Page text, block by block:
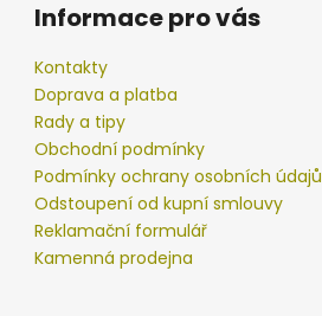
Informace pro vás
Kontakty
Doprava a platba
Rady a tipy
Obchodní podmínky
Podmínky ochrany osobních údajů
Odstoupení od kupní smlouvy
Reklamační formulář
Kamenná prodejna